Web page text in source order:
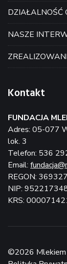
DZIAŁALNOŚĆ
NASZE
Kontakt
FUNDACJA
Adres: 05-077
lok. 3
Telefon: 536
Email:
REGON:
NIP:
KRS:
©2026 Mlekiem